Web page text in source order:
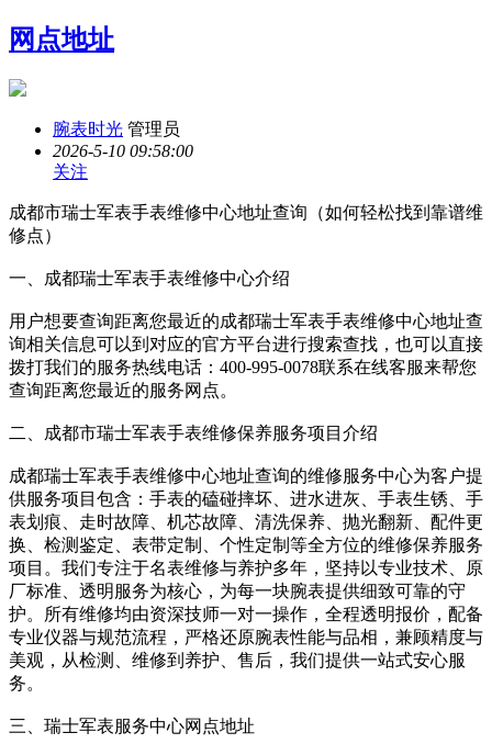
网点地址
腕表时光 管理员
2026-5-10 09:58:00
关注
成都市瑞士军表手表维修中心地址查询（如何轻松找到靠谱维
修点）
一、成都瑞士军表手表维修中心介绍
用户想要查询距离您最近的成都瑞士军表手表维修中心地址查
询相关信息可以到对应的官方平台进行搜索查找，也可以直接
拨打我们的服务热线电话：400-995-0078联系在线客服来帮您
查询距离您最近的服务网点。
二、成都市瑞士军表手表维修保养服务项目介绍
成都瑞士军表手表维修中心地址查询的维修服务中心为客户提
供服务项目包含：手表的磕碰摔坏、进水进灰、手表生锈、手
表划痕、走时故障、机芯故障、清洗保养、抛光翻新、配件更
换、检测鉴定、表带定制、个性定制等全方位的维修保养服务
项目。我们专注于名表维修与养护多年，坚持以专业技术、原
厂标准、透明服务为核心，为每一块腕表提供细致可靠的守
护。所有维修均由资深技师一对一操作，全程透明报价，配备
专业仪器与规范流程，严格还原腕表性能与品相，兼顾精度与
美观，从检测、维修到养护、售后，我们提供一站式安心服
务。
三、瑞士军表服务中心网点地址